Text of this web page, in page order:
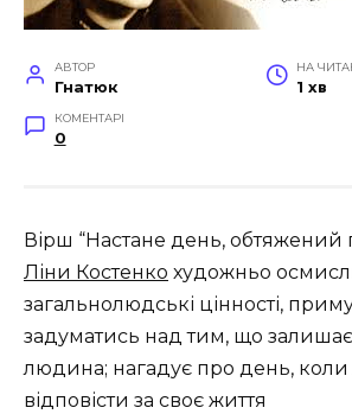
АВТОР
Гнатюк
НА
1 хв
КОМЕНТАРІ
0
Вірш “Настане день, обтяжений
Ліни Костенко художньо
загальнолюдські цінності,
задуматись над тим, що залишає
людина; нагадує про день,
відповісти за своє життя